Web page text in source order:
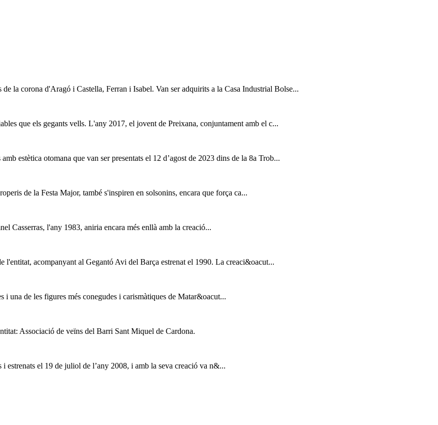
la corona d'Aragó i Castella, Ferran i Isabel. Van ser adquirits a la Casa Industrial Bolse...
que els gegants vells. L'any 2017, el jovent de Preixana, conjuntament amb el c...
estètica otomana que van ser presentats el 12 d’agost de 2023 dins de la 8a Trob...
de la Festa Major, també s'inspiren en solsonins, encara que força ca...
Casserras, l'any 1983, aniria encara més enllà amb la creació...
l'entitat, acompanyant al Gegantó Avi del Barça estrenat el 1990. La creaci&oacut...
una de les figures més conegudes i carismàtiques de Matar&oacut...
Associació de veïns del Barri Sant Miquel de Cardona.
estrenats el 19 de juliol de l’any 2008, i amb la seva creació va n&...